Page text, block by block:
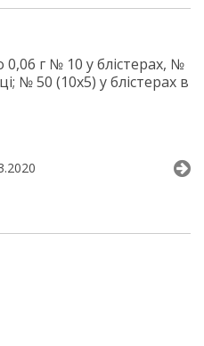
0,06 г № 10 у блістерах, №
№ 50 (10х5) у блістерах в